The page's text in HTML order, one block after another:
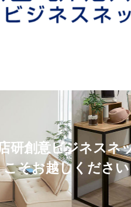
研創意ビジネスネ
こそお越しくださ